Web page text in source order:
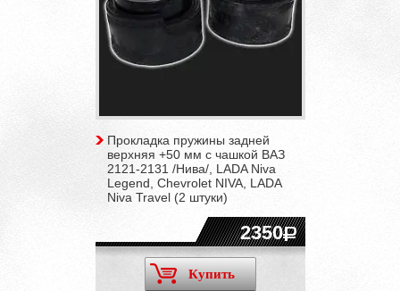
Прокладка пружины задней
верхняя +50 мм с чашкой ВАЗ
2121-2131 /Нива/, LADA Niva
Legend, Chevrolet NIVA, LADA
Niva Travel (2 штуки)
2350
Купить